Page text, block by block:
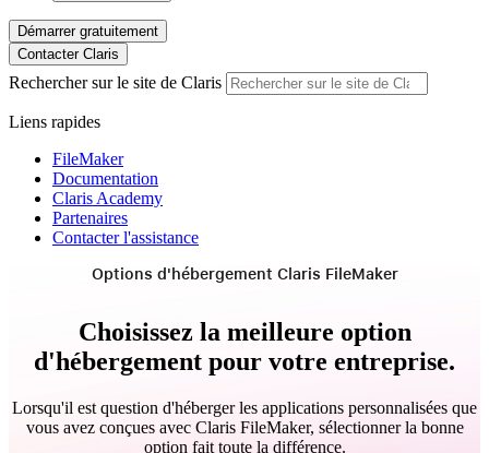
Démarrer gratuitement
Contacter Claris
Rechercher sur le site de Claris
Liens rapides
FileMaker
Documentation
Claris Academy
Partenaires
Contacter l'assistance
Options d'hébergement Claris FileMaker
Choisissez la meilleure option
d'hébergement pour votre entreprise.
Lorsqu'il est question d'héberger les applications personnalisées que
vous avez conçues avec Claris FileMaker, sélectionner la bonne
option fait toute la différence.